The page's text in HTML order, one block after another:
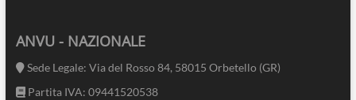
ANVU - NAZIONALE
Sede Legale: Via del Rosso 84, 58015 Orbetello (GR)
Partita IVA: 09441520538